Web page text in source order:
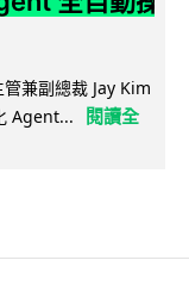
兼副總裁 Jay Kim
Agent...
閱讀全